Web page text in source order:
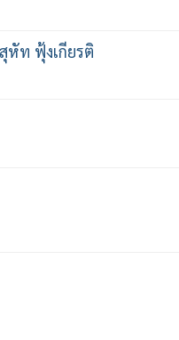
ท ฟุ้งเกียรติ